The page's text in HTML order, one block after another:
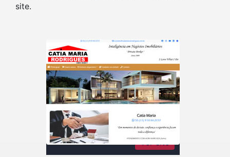
site.
Catia Maria Rodrigues
Imóveis
Consultora de imóveis - Inteligência
em negócios imobiliários
Ver site